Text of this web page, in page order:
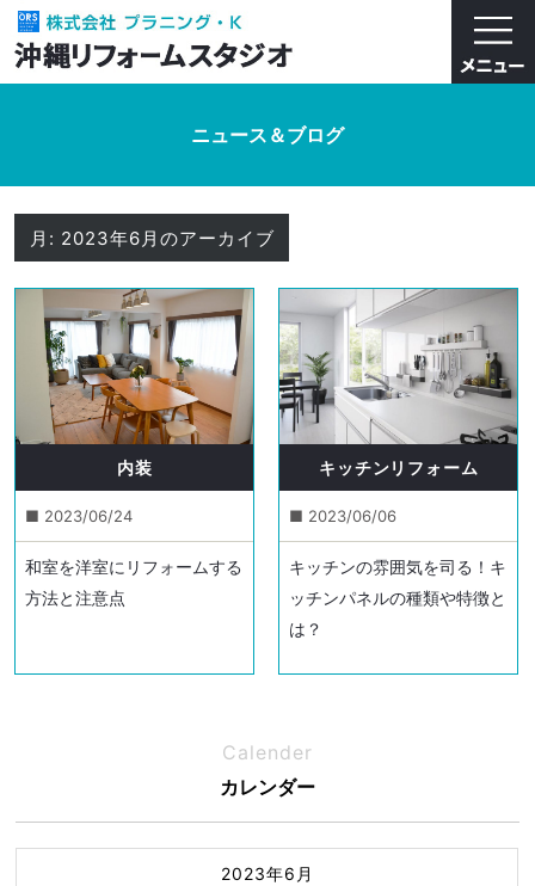
ニュース＆ブログ
月: 2023年6月 のアーカイブ
内装
■ 2023/06/24
和室を洋室にリフォームする
方法と注意点
キッチンリフォーム
■ 2023/06/06
キッチンの雰囲気を司る！キ
ッチンパネルの種類や特徴と
は？
Calender
カレンダー
2023年6月